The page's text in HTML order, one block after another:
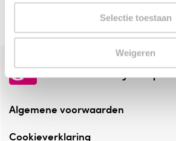
Selectie toestaan
Weigeren
Check onze folders ⁠bij
de vriendelijke
Algemene voorwaarden
Cookieverklaring